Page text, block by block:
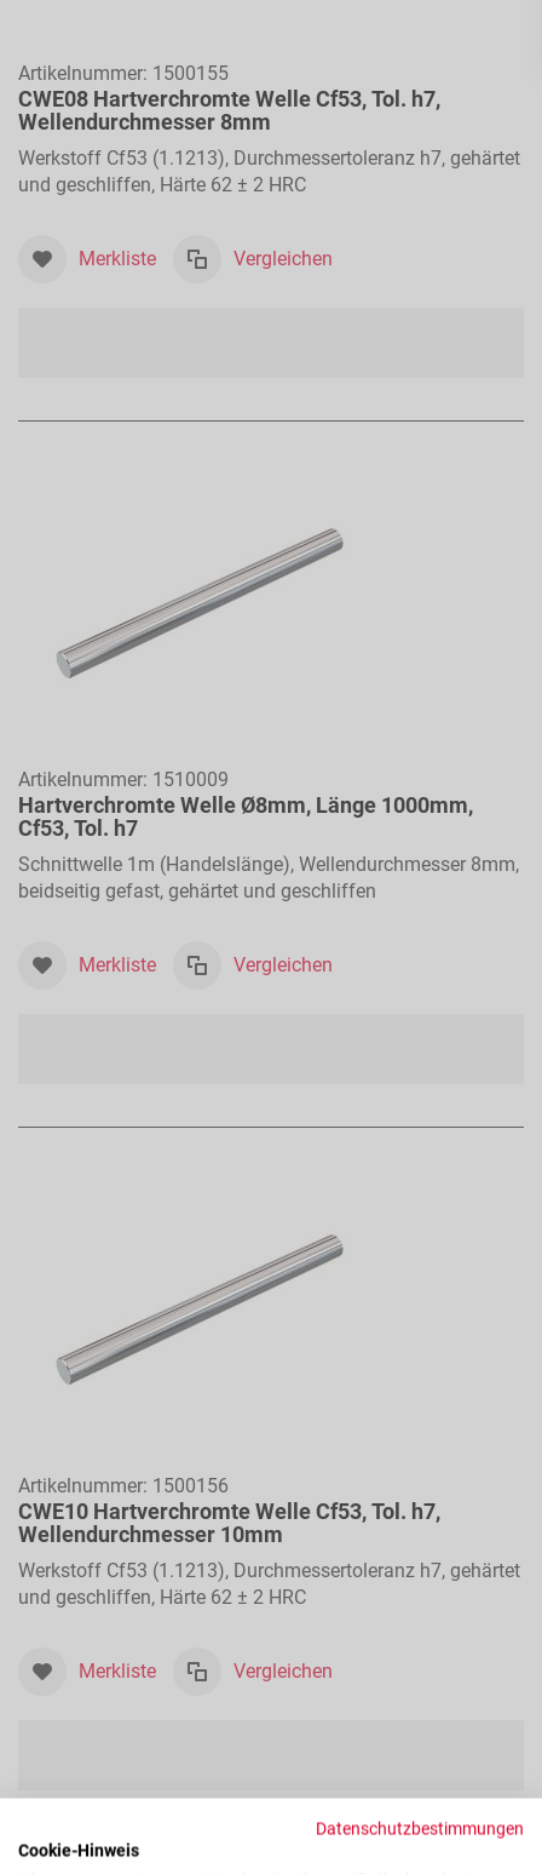
Artikelnummer: 1500155
CWE08 Hartverchromte Welle Cf53, Tol. h7,
Wellendurchmesser 8mm
Werkstoff Cf53 (1.1213), Durchmessertoleranz h7, gehärtet
und geschliffen, Härte 62 ± 2 HRC
Merkliste Vergleichen
Artikelnummer: 1510009
Hartverchromte Welle Ø8mm, Länge 1000mm,
Cf53, Tol. h7
Schnittwelle 1m (Handelslänge), Wellendurchmesser 8mm,
beidseitig gefast, gehärtet und geschliffen
Merkliste Vergleichen
Artikelnummer: 1500156
CWE10 Hartverchromte Welle Cf53, Tol. h7,
Wellendurchmesser 10mm
Werkstoff Cf53 (1.1213), Durchmessertoleranz h7, gehärtet
und geschliffen, Härte 62 ± 2 HRC
Merkliste Vergleichen
Datenschutzbestimmungen
Cookie-Hinweis